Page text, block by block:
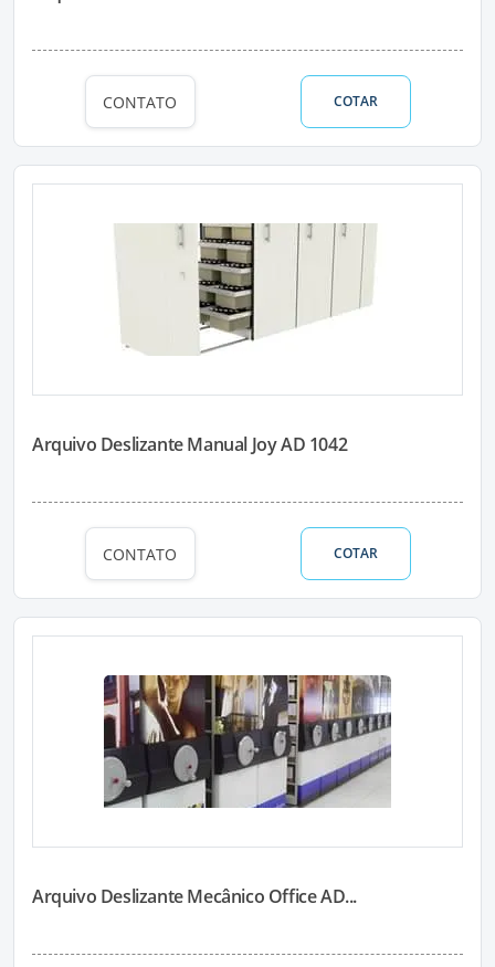
CONTATO COTAR
Arquivo Deslizante Manual Joy AD 1042
CONTATO COTAR
Arquivo Deslizante Mecânico Office AD...